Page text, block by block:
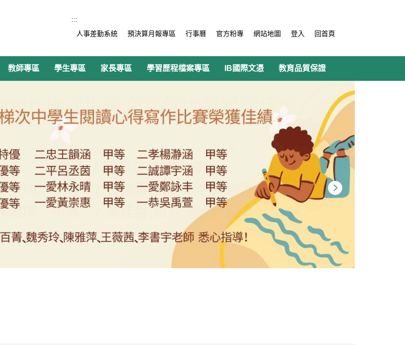
:::
人事差勤系統
預決算月報專區 行事曆 官方粉專 網站地圖 登入 回首頁
教師專區 學生專區 家長專區 學習歷程檔案專區 IB國際文憑 教育品質保證